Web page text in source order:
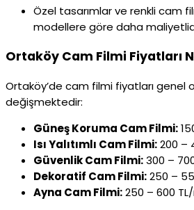
Özel tasarımlar ve renkli cam
modellere göre daha
Ortaköy Cam Filmi Fiyatları
Ortaköy’de cam filmi fiyatları genel
değişmektedir:
Güneş Koruma Cam Filmi:
Isı Yalıtımlı Cam Filmi:200 –
Güvenlik Cam Filmi:300 –
Dekoratif Cam Filmi:250 –
Ayna Cam Filmi:250 – 600